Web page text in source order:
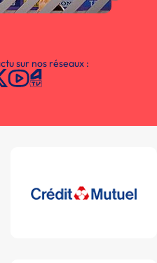
sur nos réseaux :